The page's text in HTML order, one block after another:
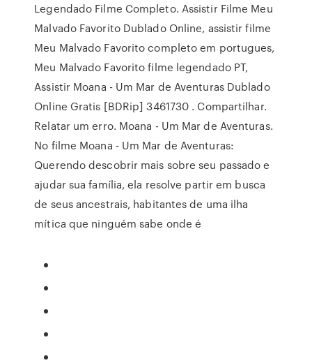
Legendado Filme Completo. Assistir Filme Meu
Malvado Favorito Dublado Online, assistir filme
Meu Malvado Favorito completo em portugues,
Meu Malvado Favorito filme legendado PT,
Assistir Moana - Um Mar de Aventuras Dublado
Online Gratis [BDRip] 3461730 . Compartilhar.
Relatar um erro. Moana - Um Mar de Aventuras.
No filme Moana - Um Mar de Aventuras:
Querendo descobrir mais sobre seu passado e
ajudar sua família, ela resolve partir em busca
de seus ancestrais, habitantes de uma ilha
mítica que ninguém sabe onde é